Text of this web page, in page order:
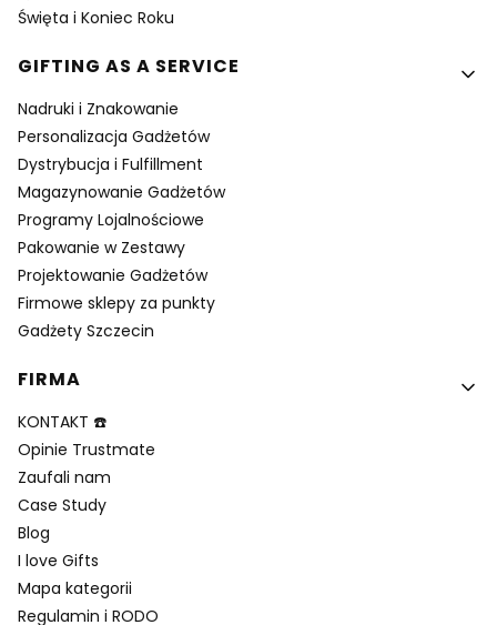
Święta i Koniec Roku
GIFTING AS A SERVICE
Nadruki i Znakowanie
Personalizacja Gadżetów
Dystrybucja i Fulfillment
Magazynowanie Gadżetów
Programy Lojalnościowe
Pakowanie w Zestawy
Projektowanie Gadżetów
Firmowe sklepy za punkty
Gadżety Szczecin
FIRMA
KONTAKT ☎️
Opinie Trustmate
Zaufali nam
Case Study
Blog
I love Gifts
Mapa kategorii
Regulamin i RODO